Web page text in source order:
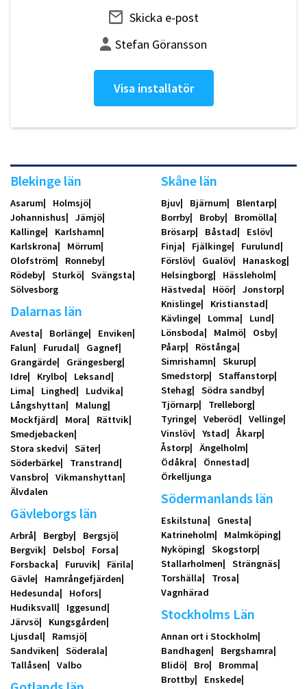
Skicka e-post
Stefan Göransson
Visa installatör
Blekinge län
Asarum
Holmsjö
Johannishus
Jämjö
Kallinge
Karlshamn
Karlskrona
Mörrum
Olofström
Ronneby
Rödeby
Sturkö
Svängsta
Sölvesborg
Dalarnas län
Avesta Borlänge
Enviken
Falun
Furudal
Gagnef
Grangärde
Grängesberg
Idre
Krylbo
Leksand
Lima
Linghed
Ludvika
Långshyttan
Malung
Mockfjärd
Mora
Rättvik
Smedjebacken
Stora skedvi
Säter
Söderbärke
Transtrand
Vansbro
Vikmanshyttan
Älvdalen
Gävleborgs län
Arbrå Bergby
Bergsjö
Bergvik
Delsbo
Forsa
Forsbacka
Furuvik
Färila
Gävle
Hamrångefjärden
Hedesunda
Hofors
Hudiksvall
Iggesund
Järvsö
Kungsgården
Ljusdal
Ramsjö
Sandviken
Söderala
Tallåsen
Valbo
Skåne län
Bjuv Bjärnum
Blentarp
Borrby
Broby
Bromölla
Brösarp
Båstad
Eslöv
Finja
Fjälkinge
Furulund
Förslöv
Gualöv
Hanaskog
Helsingborg
Hässleholm
Hästveda
Höör
Jonstorp
Knislinge
Kristianstad
Kävlinge
Lomma
Lund
Lönsboda
Malmö
Osby
Påarp
Röstånga
Simrishamn
Skurup
Smedstorp
Staffanstorp
Stehag
Södra sandby
Tjörnarp
Trelleborg
Tyringe
Veberöd
Vellinge
Vinslöv
Ystad
Åkarp
Åstorp
Ängelholm
Ödåkra
Önnestad
Örkelljunga
Södermanlands län
Eskilstuna
Gnesta
Katrineholm
Malmköping
Nyköping
Skogstorp
Stallarholmen
Strängnäs
Torshälla
Trosa
Vagnhärad
Stockholms Län
Annan ort i Stockholm
Bandhagen
Bergshamra
Blidö
Bro
Bromma
Brottby
Enskede